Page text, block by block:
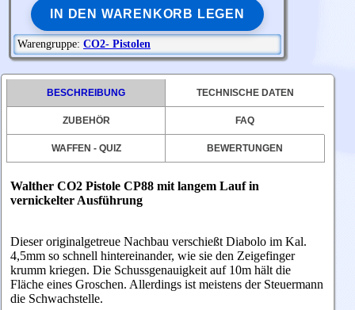
IN DEN WARENKORB LEGEN
Warengruppe: CO2- Pistolen
BESCHREIBUNG TECHNISCHE DATEN
ZUBEHÖR FAQ
WAFFEN - QUIZ BEWERTUNGEN
Walther CO2 Pistole CP88 mit langem Lauf in
vernickelter Ausführung
Dieser originalgetreue Nachbau verschießt Diabolo im Kal.
4,5mm so schnell hintereinander, wie sie den Zeigefinger
krumm kriegen. Die Schussgenauigkeit auf 10m hält die
Fläche eines Groschen. Allerdings ist meistens der Steuermann
die Schwachstelle.